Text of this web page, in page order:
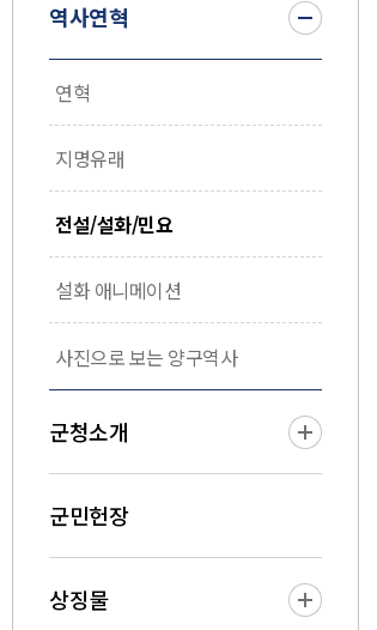
역사연혁
연혁
지명유래
전설/설화/민요
설화 애니메이션
사진으로 보는 양구역사
군청소개
군민헌장
상징물